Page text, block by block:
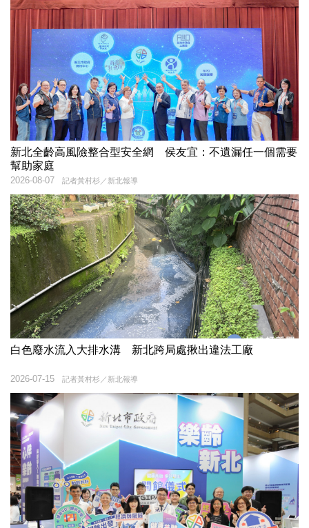
新北全齡高風險整合型安全網 侯友宜：不遺漏任一個需要
幫助家庭
記者黃村杉／新北報導
2026-08-07
白色廢水流入大排水溝 新北跨局處揪出違法工廠
記者黃村杉／新北報導
2026-07-15